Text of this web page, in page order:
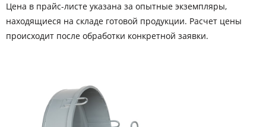
Цена в прайс-листе указана за опытные экземпляры,
находящиеся на складе готовой продукции. Расчет цены
происходит после обработки конкретной заявки.